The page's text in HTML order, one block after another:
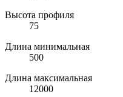
Высота профиля
75
Длина минимальная
500
Длина максимальная
12000